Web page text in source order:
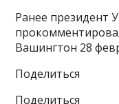
Ранее президент
Вашингтон 28
Поделиться
Поделиться